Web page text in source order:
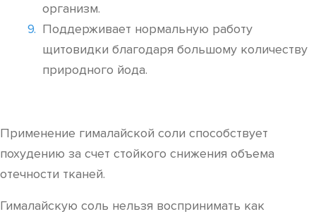
организм.
Поддерживает нормальную работу
щитовидки благодаря большому количеству
природного йода.
Применение гималайской соли способствует
похудению за счет стойкого снижения объема
отечности тканей.
Гималайскую соль нельзя воспринимать как